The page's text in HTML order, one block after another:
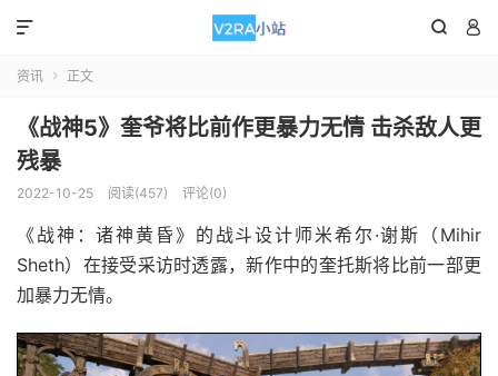
 

资讯  正文
《战神5》奎爷将比前作更暴力无情 击杀敌人更
残暴
2022-10-25 阅读(457) 评论(0)
《战神：诸神黄昏》的战斗设计师米希尔·谢斯（Mihir
Sheth）在接受采访时透露，新作中的奎托斯将比前一部更
加暴力无情。